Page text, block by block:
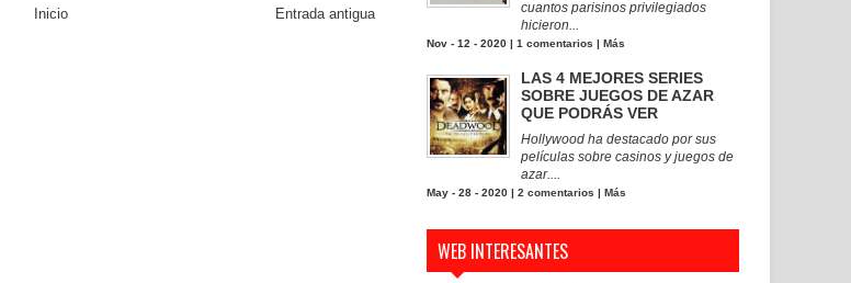
Entrada antigua
Inicio
cuantos parisinos privilegiados
hicieron...
Nov - 12 - 2020 | 1 comentarios | Más
LAS 4 MEJORES SERIES
SOBRE JUEGOS DE AZAR
QUE PODRÁS VER
Hollywood ha destacado por sus
películas sobre casinos y juegos de
azar....
May - 28 - 2020 | 2 comentarios | Más
WEB INTERESANTES